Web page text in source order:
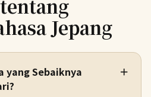
Jepang
yang Sebaiknya
＋